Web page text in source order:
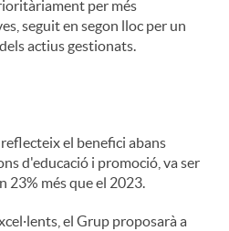
per més
seguit en segon lloc per un
actius gestionats.
el benefici abans
d'educació i promoció, va ser
23% més que el 2023.
el Grup proposarà a